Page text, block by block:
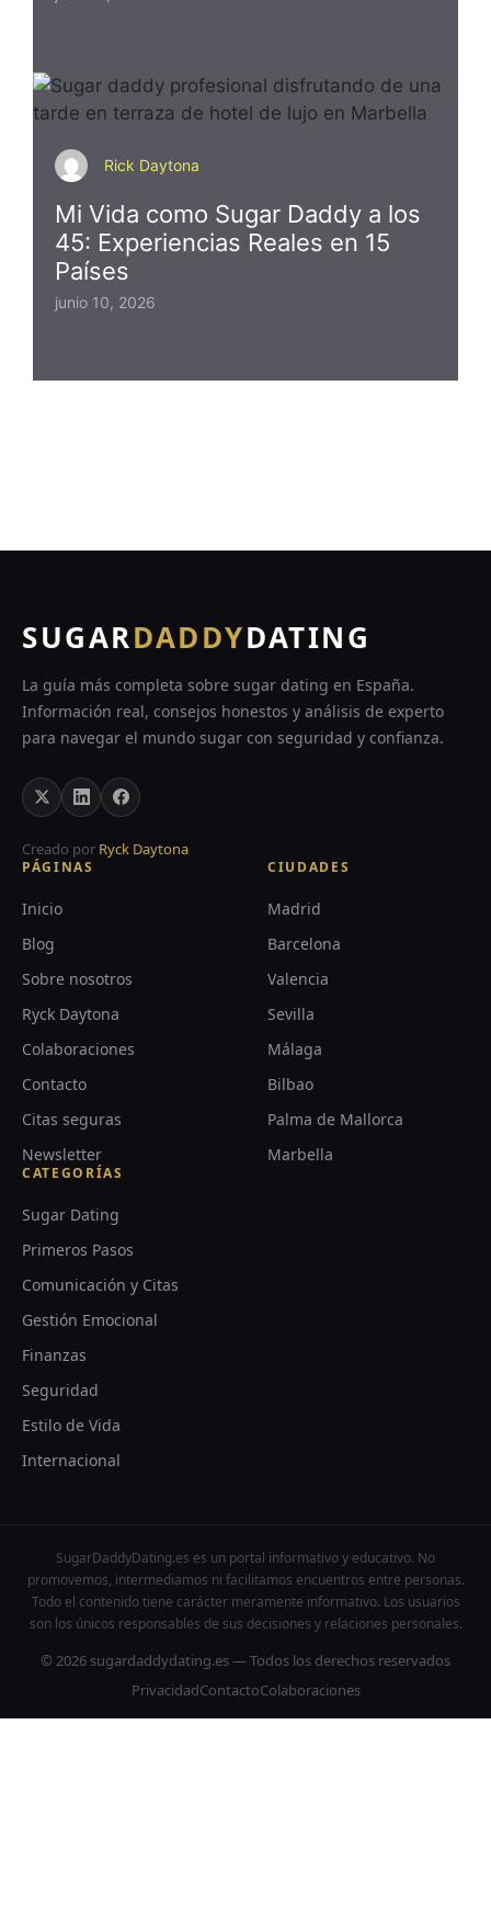
Rick Daytona
Mi Vida como Sugar Daddy a los
45: Experiencias Reales en 15
Países
junio 10, 2026
SUGARDADDYDATING
La guía más completa sobre sugar dating en España.
Información real, consejos honestos y análisis de experto
para navegar el mundo sugar con seguridad y confianza.
Creado por Ryck Daytona
PÁGINAS
Inicio
Blog
Sobre nosotros
Ryck Daytona
Colaboraciones
Contacto
Citas seguras
Newsletter
CIUDADES
Madrid
Barcelona
Valencia
Sevilla
Málaga
Bilbao
Palma de Mallorca
Marbella
CATEGORÍAS
Sugar Dating
Primeros Pasos
Comunicación y Citas
Gestión Emocional
Finanzas
Seguridad
Estilo de Vida
Internacional
SugarDaddyDating.es es un portal informativo y educativo. No
promovemos, intermediamos ni facilitamos encuentros entre personas.
Todo el contenido tiene carácter meramente informativo. Los usuarios
son los únicos responsables de sus decisiones y relaciones personales.
© 2026 sugardaddydating.es — Todos los derechos reservados
PrivacidadContactoColaboraciones